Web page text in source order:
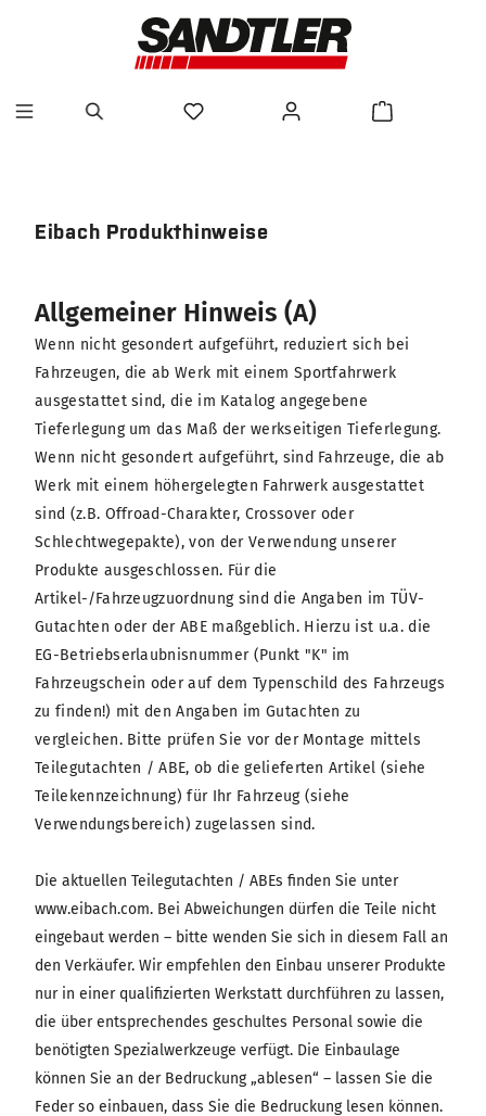
Eibach Produkthinweise
Allgemeiner Hinweis (A)
Wenn nicht gesondert aufgeführt, reduziert sich bei
Fahrzeugen, die ab Werk mit einem Sportfahrwerk
ausgestattet sind, die im Katalog angegebene
Tieferlegung um das Maß der werkseitigen Tieferlegung.
Wenn nicht gesondert aufgeführt, sind Fahrzeuge, die ab
Werk mit einem höhergelegten Fahrwerk ausgestattet
sind (z.B. Offroad-Charakter, Crossover oder
Schlechtwegepakte), von der Verwendung unserer
Produkte ausgeschlossen. Für die
Artikel-/Fahrzeugzuordnung sind die Angaben im TÜV-
Gutachten oder der ABE maßgeblich. Hierzu ist u.a. die
EG-Betriebserlaubnisnummer (Punkt "K" im
Fahrzeugschein oder auf dem Typenschild des Fahrzeugs
zu finden!) mit den Angaben im Gutachten zu
vergleichen. Bitte prüfen Sie vor der Montage mittels
Teilegutachten / ABE, ob die gelieferten Artikel (siehe
Teilekennzeichnung) für Ihr Fahrzeug (siehe
Verwendungsbereich) zugelassen sind.
Die aktuellen Teilegutachten / ABEs finden Sie unter
www.eibach.com. Bei Abweichungen dürfen die Teile nicht
eingebaut werden – bitte wenden Sie sich in diesem Fall an
den Verkäufer. Wir empfehlen den Einbau unserer Produkte
nur in einer qualifizierten Werkstatt durchführen zu lassen,
die über entsprechendes geschultes Personal sowie die
benötigten Spezialwerkzeuge verfügt. Die Einbaulage
können Sie an der Bedruckung „ablesen“ – lassen Sie die
Feder so einbauen, dass Sie die Bedruckung lesen können.